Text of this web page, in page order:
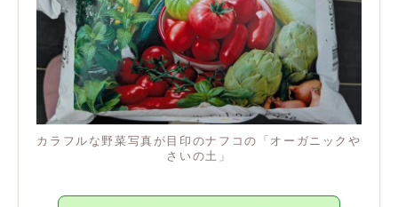
カラフルな野菜写真が目印のナフコの「オーガニックや
さいの土」